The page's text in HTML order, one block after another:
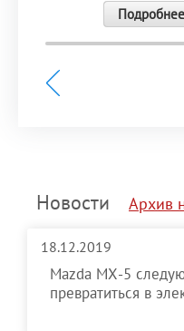
Подробнее
Новости Архив
18.12.2019
Mazda MX-5
превратиться в